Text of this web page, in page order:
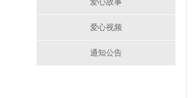
爱心故事
爱心视频
通知公告